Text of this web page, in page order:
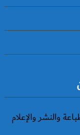
والنشر والإعلام